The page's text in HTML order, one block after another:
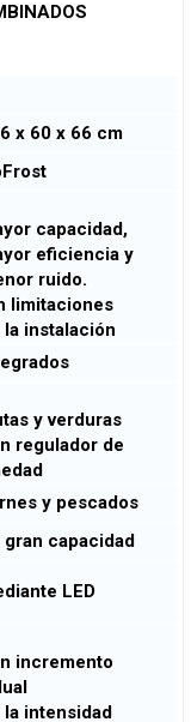
x 60 x 66 cm
capacidad,
eficiencia y
ruido.
limitaciones
instalación
y verduras
regulador de
y pescados
capacidad
LED
incremento
intensidad